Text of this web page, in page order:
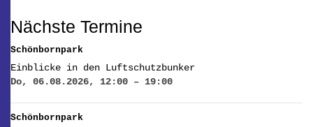
Nächste Termine
Schönbornpark
Einblicke in den Luftschutzbunker
Do, 06.08.2026, 12:00 – 19:00
Schönbornpark